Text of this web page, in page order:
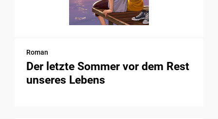
Roman
Der letzte Sommer vor dem Rest
unseres Lebens